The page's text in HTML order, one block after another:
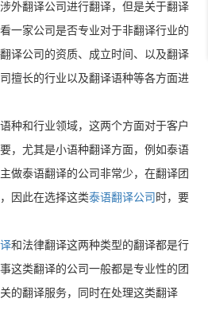
外翻译公司进行翻译，但是关于翻译
一家公司是否专业对于非翻译行业的
译公司的资质、成立时间、以及翻译
擅长的行业以及翻译语种等各方面进
种和行业领域，这两个方面对于客户
，尤其是小语种翻译方面，例如泰语
做泰语翻译的公司非常少，在翻译团
因此在选择这类泰语翻译公司 时，要
和法律翻译这两种类型的翻译都是行
这类翻译的公司一般都是专业性的团
的翻译服务，同时在处理这类翻译